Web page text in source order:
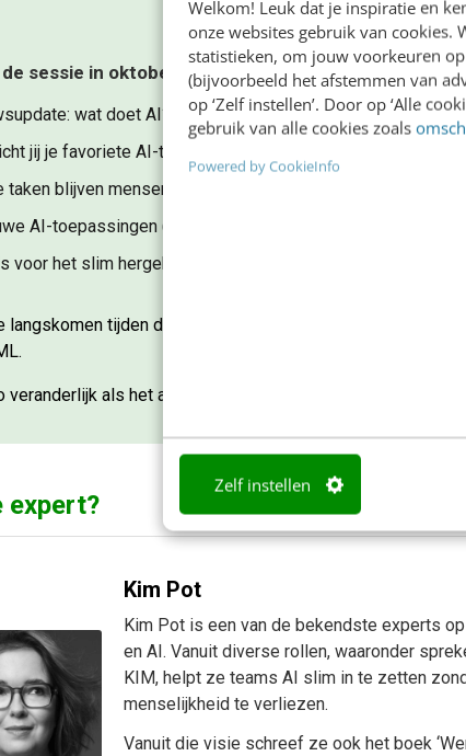
Welkom! Leuk dat je inspiratie en
onze websites gebruik van cookies.
statistieken, om jouw voorkeuren
(bijvoorbeeld het afstemmen van
op ‘Zelf instellen’. Door op ‘Alle
gebruik van alle cookies zoals
Powered by CookieInfo
Zelf instellen
sessie in oktober komen de volgende trends en
wat doet AI? En wat betekent het voor jou?
jij je favoriete AI-tool in als een systeem?
taken blijven mensenwerk, en waar kan AI je juist versterken?
AI-toepassingen (o.a. AI voor content gap-analyses)
voor het slim hergebruiken van je content
langskomen tijden deze sessie: ChatGPT, Claude, Lovable
veranderlijk als het ai landschap. Dit programma is onder
expert?
Kim Pot
Kim Pot is een van de bekendste experts
en AI. Vanuit diverse rollen, waaronder
KIM, helpt ze teams AI slim in te zetten
menselijkheid te verliezen.
Vanuit die visie schreef ze ook het boek